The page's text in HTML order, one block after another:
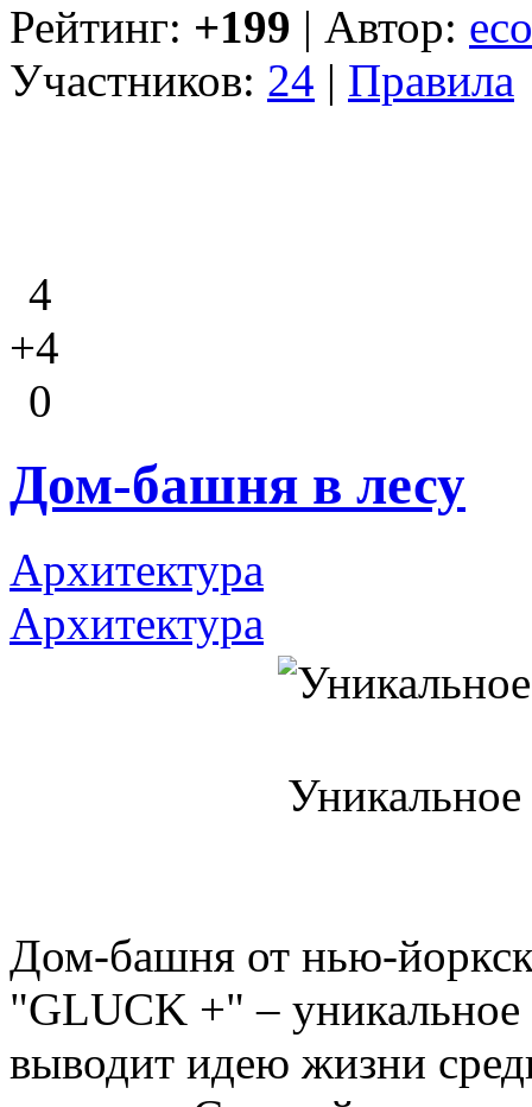
Рейтинг: +199 | Автор:
Участников: 24 | Правила
4
+4
0
Дом-башня в лесу
Архитектура
Архитектура
Дом-башня от нью-
"GLUCK +" – уникальное
выводит идею жизни